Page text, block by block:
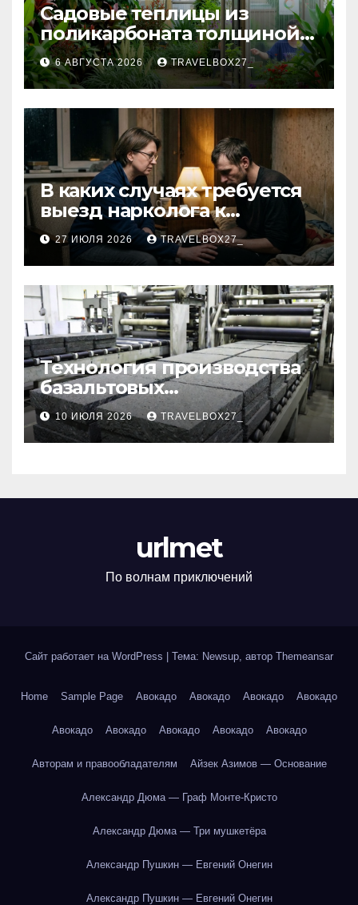
Садовые теплицы из
поликарбоната толщиной 4
и 6 мм
6 АВГУСТА 2026 TRAVELBOX27_
В каких случаях требуется
выезд нарколога к
пациенту
27 ИЮЛЯ 2026 TRAVELBOX27_
Технология производства
базальтовых
теплоизоляционных плит
по ГОСТ
10 ИЮЛЯ 2026 TRAVELBOX27_
urlmet
По волнам приключений
Сайт работает на WordPress Тема: Newsup, автор Themeansar
Home Sample Page Авокадо Авокадо Авокадо Авокадо
Авокадо Авокадо Авокадо Авокадо Авокадо
Авторам и правообладателям Айзек Азимов — Основание
Александр Дюма — Граф Монте-Кристо
Александр Дюма — Три мушкетёра
Александр Пушкин — Евгений Онегин
Александр Пушкин — Евгений Онегин